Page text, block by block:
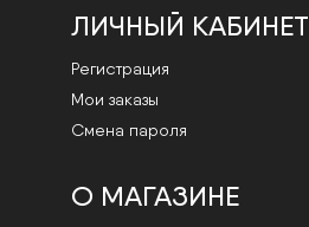
ЛИЧНЫЙ КАБИНЕТ
Регистрация
Мои заказы
Смена пароля
О МАГАЗИНЕ